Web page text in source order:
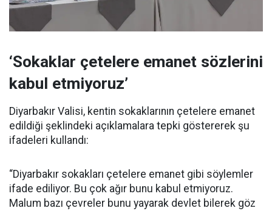
‘Sokaklar çetelere emanet sözlerini
kabul etmiyoruz’
Diyarbakır Valisi, kentin sokaklarının çetelere emanet
edildiği şeklindeki açıklamalara tepki göstererek şu
ifadeleri kullandı:
“Diyarbakır sokakları çetelere emanet gibi söylemler
ifade ediliyor. Bu çok ağır bunu kabul etmiyoruz.
Malum bazı çevreler bunu yayarak devlet bilerek göz